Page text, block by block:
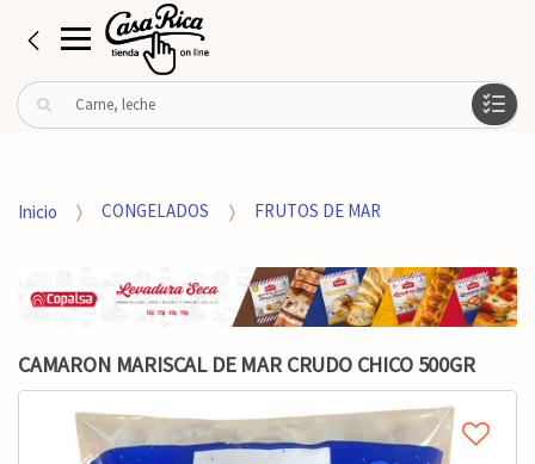
B
u
rInicio CONGELADOS FRUTOS DE MAR
CAMARON MARISCAL DE MAR CRUDO CHICO 500GR